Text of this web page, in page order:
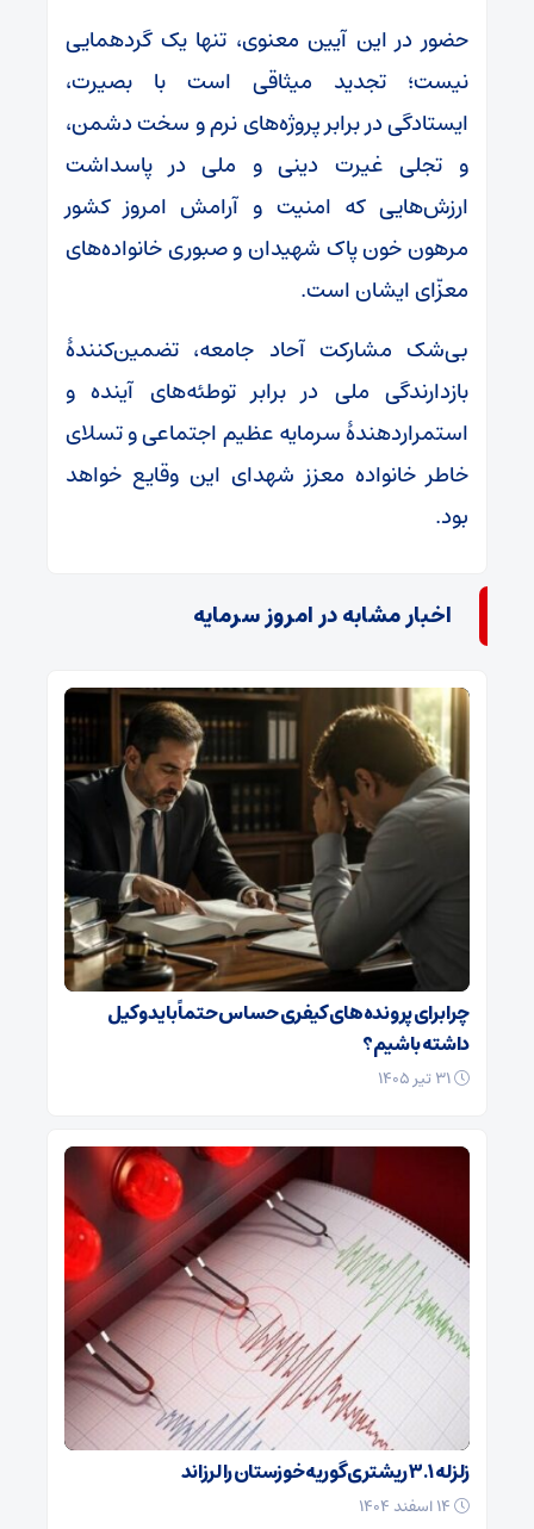
حضور در این آیین معنوی، تنها یک گردهمایی
نیست؛ تجدید میثاقی است با بصیرت،
ایستادگی در برابر پروژه‌های نرم و سخت دشمن،
و تجلی غیرت دینی و ملی در پاسداشت
ارزش‌هایی که امنیت و آرامش امروز کشور
مرهون خون پاک شهیدان و صبوری خانواده‌های
معزّای ایشان است.
بی‌شک مشارکت آحاد جامعه، تضمین‌کنندهٔ
بازدارندگی ملی در برابر توطئه‌های آینده و
استمراردهندهٔ سرمایه عظیم اجتماعی و تسلای
خاطر خانواده معزز شهدای این وقایع خواهد
بود.
اخبار مشابه در امروز سرمایه
چرا برای پرونده‌های کیفری حساس حتماً باید وکیل
داشته باشیم؟
زلزله ۳.۱ ریشتری گوریه خوزستان را لرزاند